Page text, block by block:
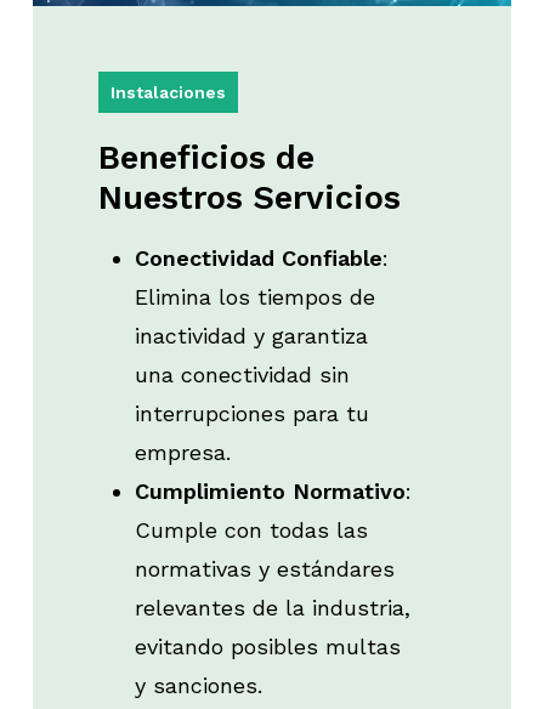
Instalaciones
Beneficios de
Nuestros Servicios
Conectividad Confiable:
Elimina los tiempos de
inactividad y garantiza
una conectividad sin
interrupciones para tu
empresa.
Cumplimiento Normativo:
Cumple con todas las
normativas y estándares
relevantes de la industria,
evitando posibles multas
y sanciones.